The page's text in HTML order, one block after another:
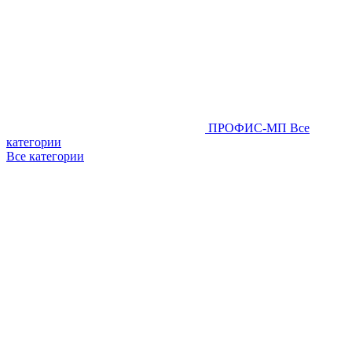
ПРОФИС-МП Все
категории
Все категории